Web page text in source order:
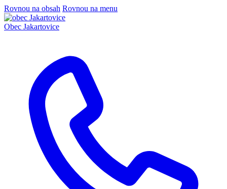
Rovnou na obsah Rovnou na menu
Obec Jakartovice